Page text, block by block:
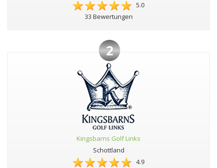
5.0
33 Bewertungen
2
Kingsbarns Golf Links
Schottland
4.9